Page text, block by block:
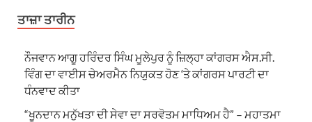
ਤਾਜ਼ਾ ਤਾਰੀਨ
ਨੌਜਵਾਨ ਆਗੂ ਹਰਿੰਦਰ ਸਿੰਘ ਮੂਲੇਪੁਰ ਨੂੰ ਜ਼ਿਲ੍ਹਾ ਕਾਂਗਰਸ ਐਸ.ਸੀ.
ਵਿੰਗ ਦਾ ਵਾਈਸ ਚੇਅਰਮੈਨ ਨਿਯੁਕਤ ਹੋਣ ‘ਤੇ ਕਾਂਗਰਸ ਪਾਰਟੀ ਦਾ
ਧੰਨਵਾਦ ਕੀਤਾ
“ਖੂਨਦਾਨ ਮਨੁੱਖਤਾ ਦੀ ਸੇਵਾ ਦਾ ਸਰਵੋਤਮ ਮਾਧਿਅਮ ਹੈ” – ਮਹਾਤਮਾ